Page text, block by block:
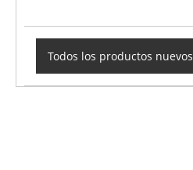
Todos los productos nuevos